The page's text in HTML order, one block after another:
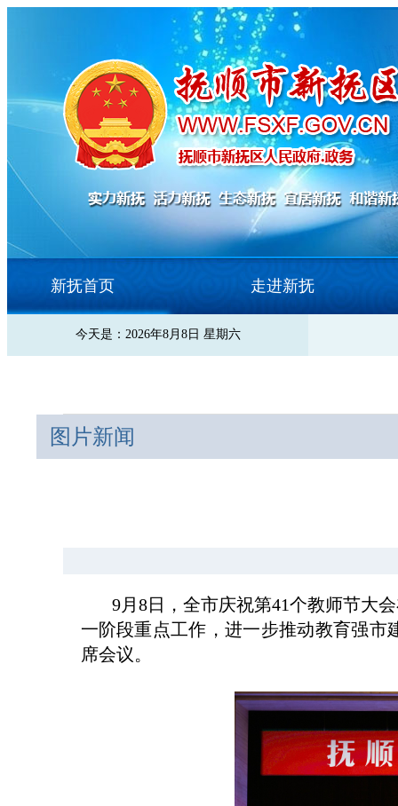
新抚首页 走进新抚
今天是：2026年8月8日 星期六
图片新闻
9月8日，全市庆祝第41个教师节大会
一阶段重点工作，进一步推动教育强
席会议。